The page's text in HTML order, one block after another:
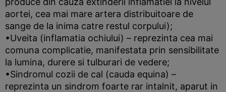
aortei, cea mai mare artera distribuitoare de
sange de la inima catre restul corpului);
•Uveita (inflamatia ochiului) – reprezinta cea mai
comuna complicatie, manifestata prin sensibilitate
la lumina, durere si tulburari de vedere;
•Sindromul cozii de cal (cauda equina) –
reprezinta un sindrom foarte rar intalnit, aparut in